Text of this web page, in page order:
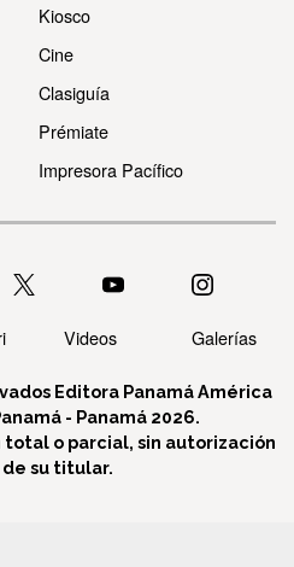
Kiosco
Cine
Clasiguía
Prémiate
Impresora Pacífico
Videos Galerías
Editora Panamá América
- Panamá 2026.
o parcial, sin autorización
su titular.